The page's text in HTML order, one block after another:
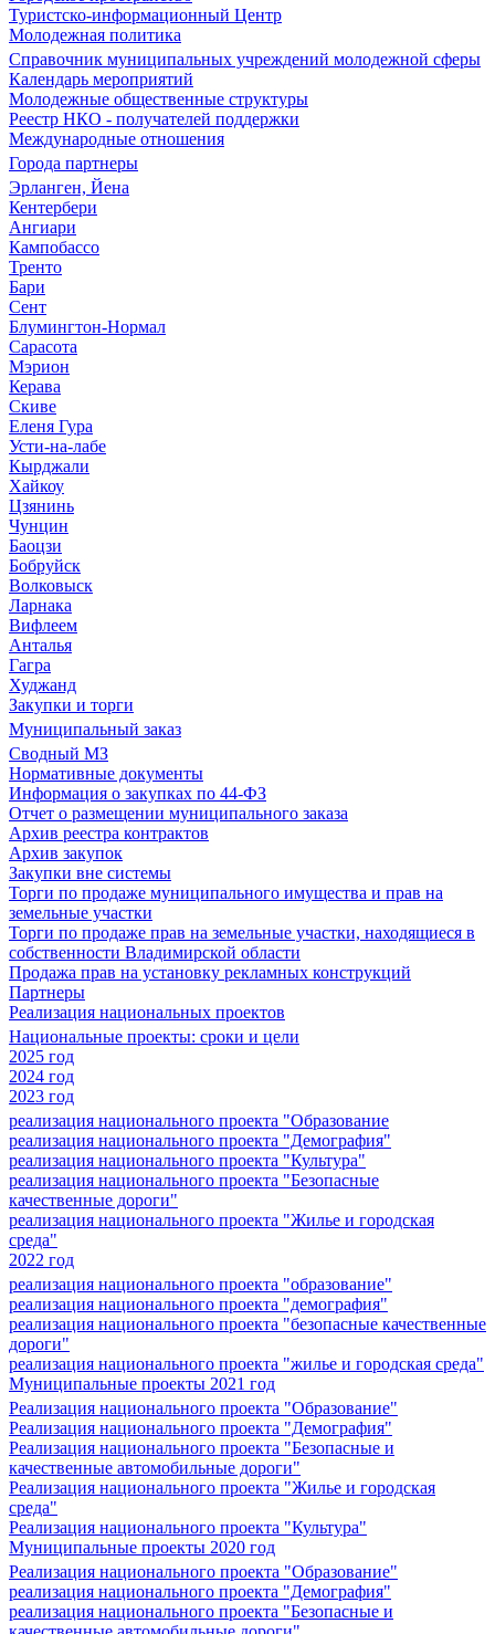
Туристско-информационный Центр
Молодежная политика
Справочник муниципальных учреждений молодежной сферы
Календарь мероприятий
Молодежные общественные структуры
Реестр НКО - получателей поддержки
Международные отношения
Города партнеры
Эрланген, Йена
Кентербери
Ангиари
Кампобассо
Тренто
Бари
Сент
Блумингтон-Нормал
Сарасота
Мэрион
Керава
Скиве
Еленя Гура
Усти-на-лабе
Кырджали
Хайкоу
Цзянинь
Чунцин
Баоцзи
Бобруйск
Волковыск
Ларнака
Вифлеем
Анталья
Гагра
Худжанд
Закупки и торги
Муниципальный заказ
Сводный МЗ
Нормативные документы
Информация о закупках по 44-ФЗ
Отчет о размещении муниципального заказа
Архив реестра контрактов
Архив закупок
Закупки вне системы
Торги по продаже муниципального имущества и прав на
земельные участки
Торги по продаже прав на земельные участки, находящиеся в
собственности Владимирской области
Продажа прав на установку рекламных конструкций
Партнеры
Реализация национальных проектов
Национальные проекты: сроки и цели
2025 год
2024 год
2023 год
реализация национального проекта "Образование
реализация национального проекта "Демография"
реализация национального проекта "Культура"
реализация национального проекта "Безопасные
качественные дороги"
реализация национального проекта "Жилье и городская
среда"
2022 год
реализация национального проекта "образование"
реализация национального проекта "демография"
реализация национального проекта "безопасные качественные
дороги"
реализация национального проекта "жилье и городская среда"
Муниципальные проекты 2021 год
Реализация национального проекта "Образование"
Реализация национального проекта "Демография"
Реализация национального проекта "Безопасные и
качественные автомобильные дороги"
Реализация национального проекта "Жилье и городская
среда"
Реализация национального проекта "Культура"
Муниципальные проекты 2020 год
Реализация национального проекта "Образование"
реализация национального проекта "Демография"
реализация национального проекта "Безопасные и